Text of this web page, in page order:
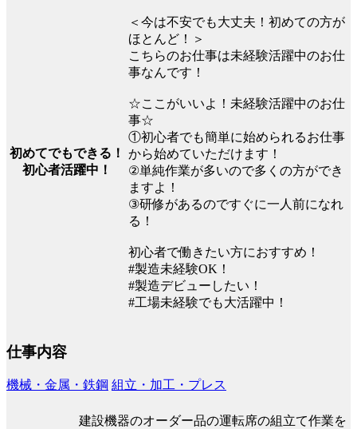
初めてでもできる！
初心者活躍中！
＜今は不安でも大丈夫！初めての方が
ほとんど！＞
こちらのお仕事は未経験活躍中のお仕
事なんです！
☆ここがいいよ！未経験活躍中のお仕
事☆
①初心者でも簡単に始められるお仕事
から始めていただけます！
②単純作業が多いので多くの方ができ
ますよ！
③研修があるのですぐに一人前になれ
る！
初心者で働きたい方におすすめ！
#製造未経験OK！
#製造デビューしたい！
#工場未経験でも大活躍中！
仕事内容
機械・金属・鉄鋼 組立・加工・プレス
建設機器のオーダー品の運転席の組立て作業を